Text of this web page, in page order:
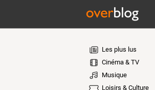
Les plus lus
Cinéma & TV
Musique
Loisirs & Culture